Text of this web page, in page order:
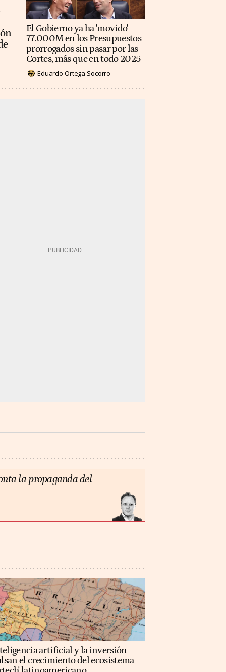
El Gobierno ya ha 'movido'
77.000M en los Presupuestos
prorrogados sin pasar por las
Cortes, más que en todo 2025
Eduardo Ortega Socorro
la propaganda del
artificial y la inversión
el crecimiento del ecosistema